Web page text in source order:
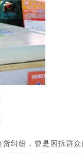
纠纷，曾是困扰群